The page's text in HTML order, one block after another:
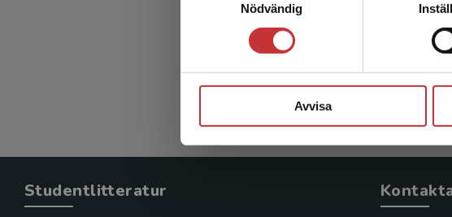
Nödvändig
Avvisa
Studentlitteratur